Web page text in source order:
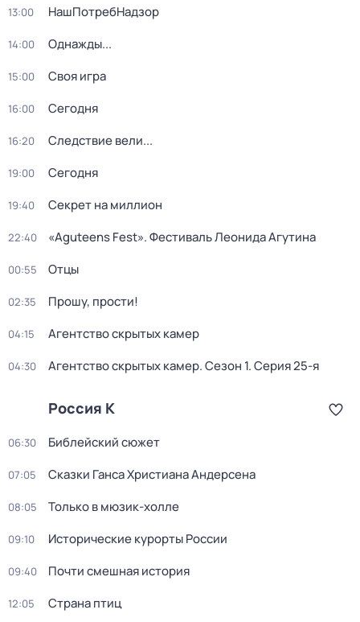
13:00 НашПотребНадзор
14:00 Однажды...
15:00 Своя игра
16:00 Сегодня
16:20 Следствие вели...
19:00 Сегодня
19:40 Секрет на миллион
22:40 «Aguteens Fest». Фестиваль Леонида Агутина
00:55 Отцы
02:35 Прошу, прости!
04:15 Агентство скрытых камер
04:30 Агентство скрытых камер. Сезон 1. Серия 25-я
Россия К
06:30 Библейский сюжет
07:05 Сказки Ганса Христиана Андерсена
08:05 Только в мюзик-холле
09:10 Исторические курорты России
09:40 Почти смешная история
12:05 Страна птиц